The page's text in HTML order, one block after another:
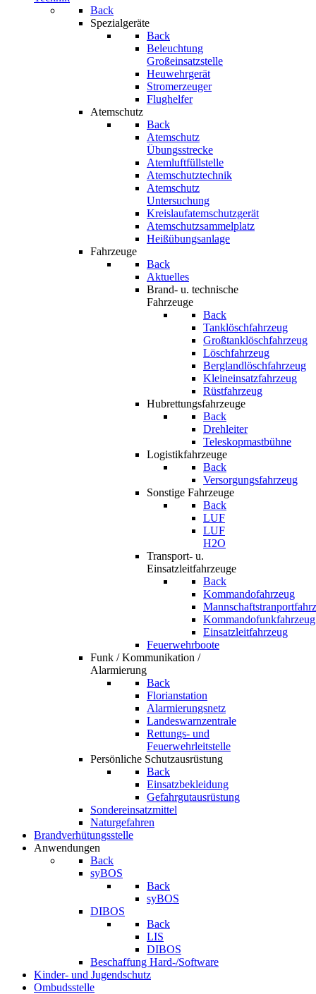
Back
Spezialgeräte
Back
Beleuchtung
Großeinsatzstelle
Heuwehrgerät
Stromerzeuger
Flughelfer
Atemschutz
Back
Atemschutz
Übungsstrecke
Atemluftfüllstelle
Atemschutztechnik
Atemschutz
Untersuchung
Kreislaufatemschutzgerät
Atemschutzsammelplatz
Heißübungsanlage
Fahrzeuge
Back
Aktuelles
Brand- u. technische
Fahrzeuge
Back
Tanklöschfahrzeug
Großtanklöschfahrzeug
Löschfahrzeug
Berglandlöschfahrzeug
Kleineinsatzfahrzeug
Rüstfahrzeug
Hubrettungsfahrzeuge
Back
Drehleiter
Teleskopmastbühne
Logistikfahrzeuge
Back
Versorgungsfahrzeug
Sonstige Fahrzeuge
Back
LUF
LUF
H2O
Transport- u.
Einsatzleitfahrzeuge
Back
Kommandofahrzeug
Kommandofunkfahrzeug
Einsatzleitfahrzeug
Feuerwehrboote
Funk / Kommunikation /
Alarmierung
Back
Florianstation
Alarmierungsnetz
Landeswarnzentrale
Rettungs- und
Feuerwehrleitstelle
Persönliche Schutzausrüstung
Back
Einsatzbekleidung
Gefahrgutausrüstung
Sondereinsatzmittel
Naturgefahren
Brandverhütungsstelle
Anwendungen
Back
syBOS
Back
syBOS
DIBOS
Back
LIS
DIBOS
Beschaffung Hard-/Software
Kinder- und Jugendschutz
Ombudsstelle